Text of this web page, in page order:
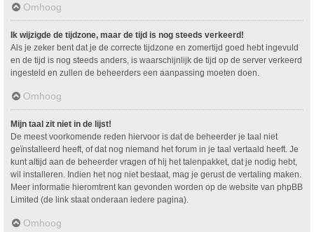
Omhoog
Ik wijzigde de tijdzone, maar de tijd is nog steeds verkeerd!
Als je zeker bent dat je de correcte tijdzone en zomertijd goed hebt ingevuld
en de tijd is nog steeds anders, is waarschijnlijk de tijd op de server verkeerd
ingesteld en zullen de beheerders een aanpassing moeten doen.
Omhoog
Mijn taal zit niet in de lijst!
De meest voorkomende reden hiervoor is dat de beheerder je taal niet
geïnstalleerd heeft, of dat nog niemand het forum in je taal vertaald heeft. Je
kunt altijd aan de beheerder vragen of hij het talenpakket, dat je nodig hebt,
wil installeren. Indien het nog niet bestaat, mag je gerust de vertaling maken.
Meer informatie hieromtrent kan gevonden worden op de website van phpBB
Limited (de link staat onderaan iedere pagina).
Omhoog